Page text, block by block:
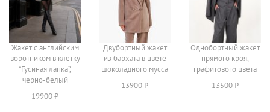
Жакет с английским
воротником в клетку
“Гусиная лапка”,
черно-белый
19900 ₽
Двубортный жакет
из бархата в цвете
шоколадного мусса
13900 ₽
Однобортный жакет
прямого кроя,
графитового цвета
13500 ₽